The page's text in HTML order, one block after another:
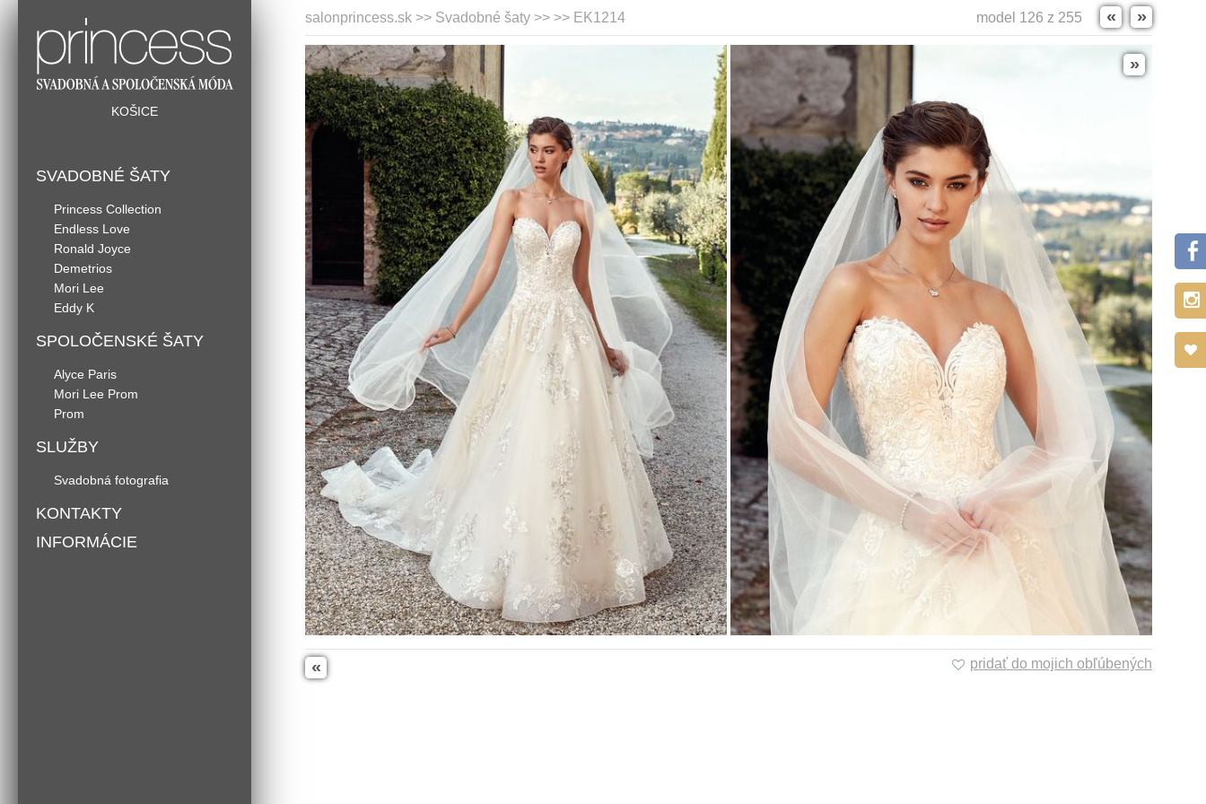
KOŠICE
SVADOBNÉ ŠATY
Princess Collection
Endless Love
Ronald Joyce
Demetrios
Mori Lee
Eddy K
SPOLOČENSKÉ ŠATY
Alyce Paris
Mori Lee Prom
Prom
SLUŽBY
Svadobná fotografia
KONTAKTY
INFORMÁCIE
salonprincess.sk >> Svadobné šaty >> >> EK1214 »
«
model 126 z 255
»
« pridať do mojich obľúbených